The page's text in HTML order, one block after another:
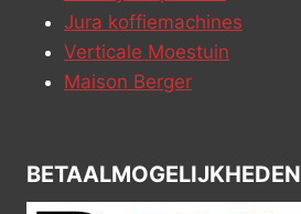
Jura koffiemachines
Verticale Moestuin
Maison Berger
BETAALMOGELIJKHEDEN